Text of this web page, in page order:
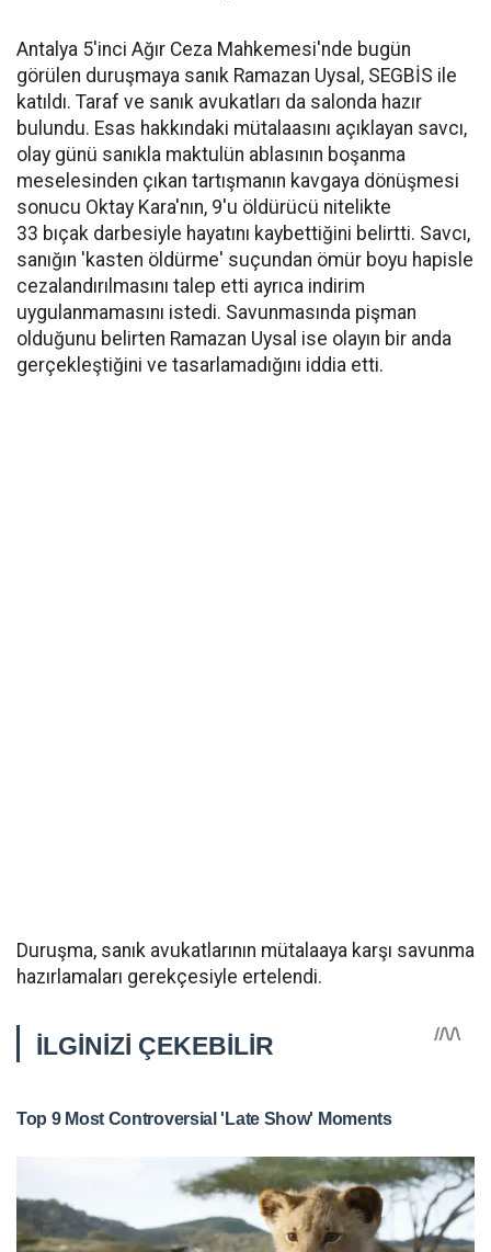
Antalya 5'inci Ağır Ceza Mahkemesi'nde bugün
görülen duruşmaya sanık Ramazan Uysal, SEGBİS ile
katıldı. Taraf ve sanık avukatları da salonda hazır
bulundu. Esas hakkındaki mütalaasını açıklayan savcı,
olay günü sanıkla maktulün ablasının boşanma
meselesinden çıkan tartışmanın kavgaya dönüşmesi
sonucu Oktay Kara'nın, 9'u öldürücü nitelikte
33 bıçak darbesiyle hayatını kaybettiğini belirtti. Savcı,
sanığın 'kasten öldürme' suçundan ömür boyu hapisle
cezalandırılmasını talep etti ayrıca indirim
uygulanmamasını istedi. Savunmasında pişman
olduğunu belirten Ramazan Uysal ise olayın bir anda
gerçekleştiğini ve tasarlamadığını iddia etti.
Duruşma, sanık avukatlarının mütalaaya karşı savunma
hazırlamaları gerekçesiyle ertelendi.